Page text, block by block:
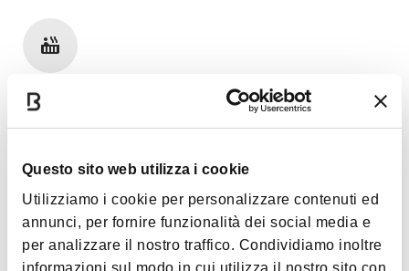
Questo sito web utilizza i cookie
Utilizziamo i cookie per personalizzare contenuti ed
annunci, per fornire funzionalità dei social media e
per analizzare il nostro traffico. Condividiamo inoltre
informazioni sul modo in cui utilizza il nostro sito con
Lifestyle
Details